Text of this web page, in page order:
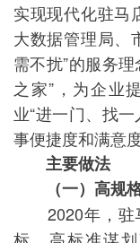
实现现代化驻马
大数据管理局、
需不扰”的服务
之家”，为企业
业“进一门、找
事便捷度和满意度
主要做法
（一）高规格
2020年，驻